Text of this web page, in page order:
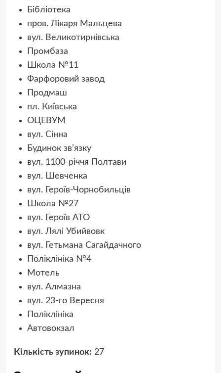
Бібліотека
пров. Лікаря Мальцева
вул. Великотирнівська
Промбаза
Школа №11
Фарфоровий завод
Продмаш
пл. Київська
ОЦЕВУМ
вул. Сінна
Будинок зв’язку
вул. 1100-річчя Полтави
вул. Шевченка
вул. Героїв-Чорнобильців
Школа №27
вул. Героїв АТО
вул. Лялі Убийвовк
вул. Гетьмана Сагайдачного
Поліклініка №4
Мотель
вул. Алмазна
вул. 23-го Вересня
Поліклініка
Автовокзал
Кількість зупинок: 27